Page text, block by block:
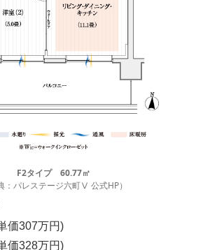
F2タイプ 60.77㎡
：パレステージ六町Ⅴ 公式HP）
価307万円)
価328万円)